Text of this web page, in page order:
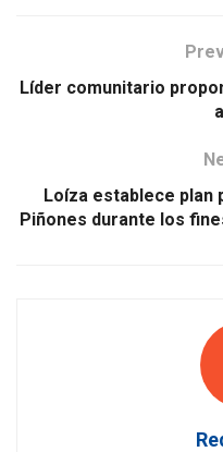
Líder comunitario
Loíza establece plan
Piñones durante los